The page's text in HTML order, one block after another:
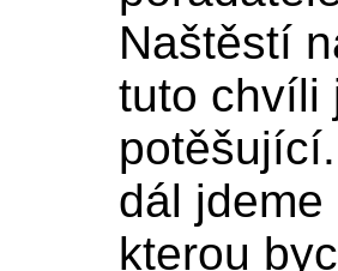
Naštěstí
tuto chvíli
dál
kterou